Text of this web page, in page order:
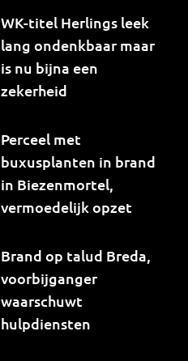
WK-titel Herlings leek
lang ondenkbaar maar
is nu bijna een
zekerheid
Perceel met
buxusplanten in brand
in Biezenmortel,
vermoedelijk opzet
Brand op talud Breda,
voorbijganger
waarschuwt
hulpdiensten